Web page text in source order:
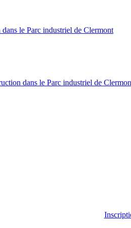
le Parc industriel de Clermont
dans le Parc industriel de